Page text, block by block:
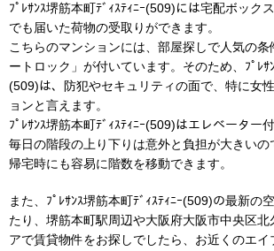
ﾌﾟﾚｻﾝｽ堺筋本町ﾃﾞｨｽﾃｨﾆｰ(509)には宅配ボック
でも届いた荷物の受取りができます。
こちらのマンションには、部屋探しで人気の
ートロック」が付いています。そのため、ﾌﾟﾚｻ
(509)は、防犯やセキュリティの面で、特に女
ョンと言えます。
ﾌﾟﾚｻﾝｽ堺筋本町ﾃﾞｨｽﾃｨﾆｰ(509)はエレベーター
毎日の階段の上り下りは意外と負担が大きい
帰宅時にも容易に階数を移動できます。
また、ﾌﾟﾚｻﾝｽ堺筋本町ﾃﾞｨｽﾃｨﾆｰ(509)の最新の
たり、堺筋本町駅周辺や大阪府大阪市中央区北
アで賃貸物件をお探しでしたら、お近くのエイ